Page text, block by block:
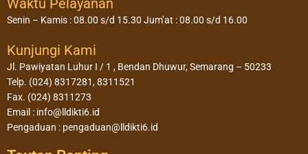
Waktu Pelayanan
Senin – Kamis : 08.00 s/d 15.30 Jum’at : 08.00 s/d 16.00
Kunjungi Kami
Jl. Pawiyatan Luhur I / 1 , Bendan Dhuwur, Semarang – 50233
Telp. (024) 8317281, 8311521
Fax. (024) 8311273
Email : info@lldikti6.id
Pengaduan : pengaduan@lldikti6.id